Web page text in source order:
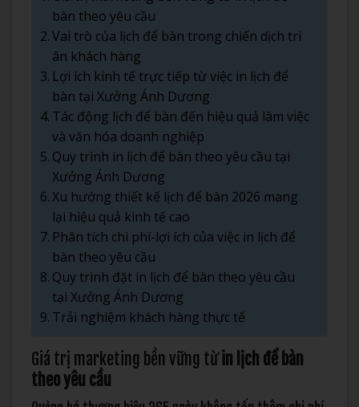
bàn theo yêu cầu
Vai trò của lịch để bàn trong chiến dịch tri
ân khách hàng
Lợi ích kinh tế trực tiếp từ việc in lịch để
bàn tại Xưởng Ánh Dương
Tác động lịch để bàn đến hiệu quả làm việc
và văn hóa doanh nghiệp
Quy trình in lịch để bàn theo yêu cầu tại
Xưởng Ánh Dương
Xu hướng thiết kế lịch để bàn 2026 mang
lại hiệu quả kinh tế cao
Phân tích chi phí-lợi ích của việc in lịch để
bàn theo yêu cầu
Quy trình đặt in lịch để bàn theo yêu cầu
tại Xưởng Ánh Dương
Trải nghiệm khách hàng thực tế
Giá trị marketing bền vững từin lịch để bàn
theo yêu cầu